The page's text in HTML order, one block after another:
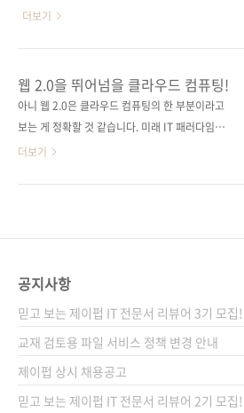
들에게는 저희 출판사의 책 [클라우드의 충격]이
클라우드에 관한 명확한 이해를 돕는 데 좋은 참
책도 최근 판매가 다시 늘고 있습니다.오늘자 예
스24에 컴퓨터 베스트셀러 순위를 보니 6위에
랭크되어 있네요. [클라우드의 충격]이 클라우드
컴퓨팅에 ..
읽어주신 독자들께 감사드립니다! 출판사 제이
ドの衝撃 저자명 시로타 마코토(城田 真琴) 역
자명 진명조 출판일 2009년 10월 22일 페이지
204쪽 판 형 신국판 변형(148*212) 반양장
962410-3-4 부가기호: 03300 분 야 인터넷 /
인터넷 비즈니스 / 트렌드 / IT 교양 관련 사이트
더보기
웹 2.0을 뛰어넘을 클라우드 컴퓨팅!
아니 웹 2.0은 클라우드 컴퓨팅의 한 부분이라고
보는 게 정확할 것 같습니다. 미래 IT 패러다임을
바꾼다는 클라우드 컴퓨팅! 이에 관한 기술소개
또한 미국의 아마존, 구글, 세일즈포스닷컴을 필
략 및 이에 대응하는 기존 IT 거인이라고 할 수
있는 마이크로소프트, 오라클, IBM, HP 등의 대
응전략들도 살펴봅니다. 비즈니스의 일대 변혁
을 가져올 클라우드 컴퓨팅은 벤처, 중소기업, 대
기업의 사업전략의 수정을 불가피하게 만들 것
더보기
공지사항
믿고 보는 제이펍 IT 전문서 리뷰어 3기 모집!
교재 검토용 파일 서비스 정책 변경 안내
제이펍 상시 채용공고
믿고 보는 제이펍 IT 전문서 리뷰어 2기 모집!